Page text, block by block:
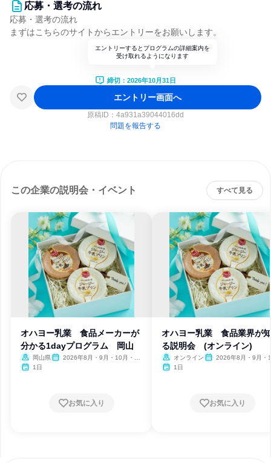
応募・選考の流れ
応募・選考の流れ
まずはこちらのサイトからエントリーをお願いします。
エントリーするとプログラムの詳細案内を
受け取れるようになります
締切：2026年10月31日
エントリー画面へ
原稿ID： 4a931a39044016dd
問題を報告する
この企業の説明会・イベント すべて見る
オハヨー乳業 食品メーカーが
分かる1dayプログラム 岡山
岡山県
2026年8月・9月・10月・11
1日
お気に入り
オハヨー乳業 食品業界が
る説明会 (オンライン)
オンライン
2026年8月・9月・
1日
お気に入り